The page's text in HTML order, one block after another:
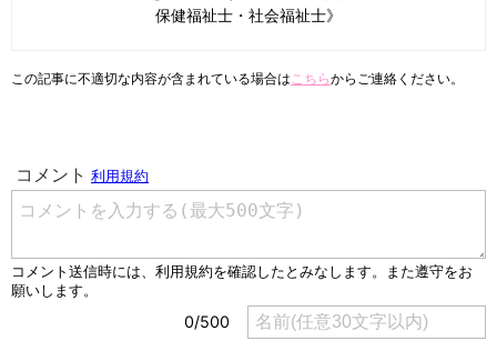
保健福祉士・社会福祉士》
この記事に不適切な内容が含まれている場合はこちらからご連絡ください。